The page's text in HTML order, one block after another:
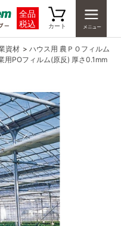
全品
税込
カート
資材 > ハウス用 農ＰＯフィルム
用POフィルム(原反) 厚さ0.1mm